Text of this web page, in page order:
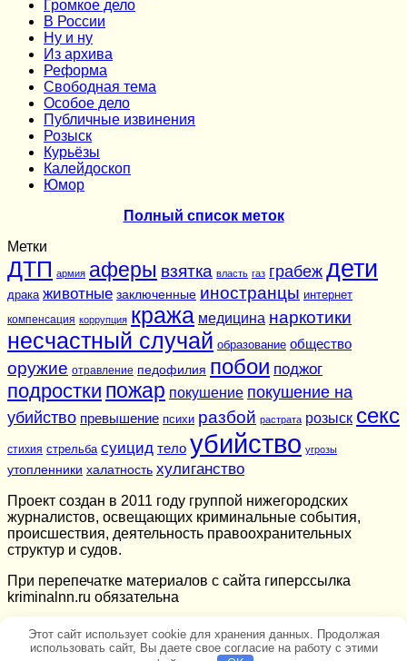
Громкое дело
В России
Ну и ну
Из архива
Реформа
Cвободная тема
Особое дело
Публичные извинения
Розыск
Курьёзы
Калейдоскоп
Юмор
Полный список меток
Метки
ДТП армия аферы взятка власть газ грабеж дети
драка животные заключенные иностранцы интернет
компенсация коррупция кража медицина наркотики
несчастный случай образование общество
оружие отравление педофилия побои поджог
подростки пожар покушение покушение на
убийство превышение психи разбой растрата розыск секс
стихия стрельба суицид тело убийство угрозы
утопленники халатность хулиганство
Проект создан в 2011 году группой нижегородских
журналистов, освещающих криминальные события,
происшествия, деятельность правоохранительных
структур и судов.
При перепечатке материалов c сайта гиперссылка
kriminalnn.ru обязательна
Этот сайт использует cookie для хранения данных. Продолжая
использовать сайт, Вы даете свое согласие на работу с этими